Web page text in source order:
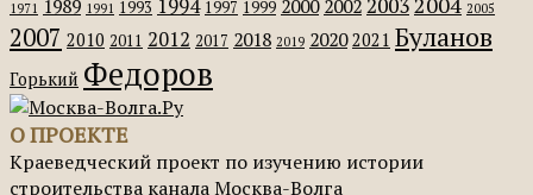
1971 1989 1991 1993 1994 1997 1999 2000 2002 2005
2007 2010 2011 2012 2017 2018 2019 2020 2021 Буланов
Горький Федоров
О ПРОЕКТЕ
Краеведческий проект по изучению истории
строительства канала Москва-Волга